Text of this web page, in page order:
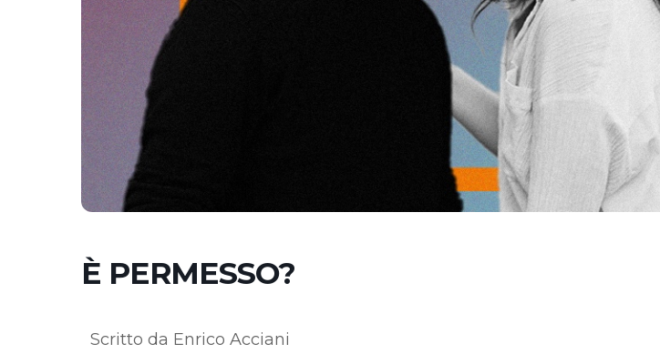
È PERMESSO?
Scritto da Enrico Acciani